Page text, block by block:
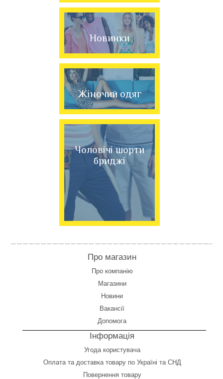
Новинки
Жіночий одяг
Чоловічі шорти
бриджі
Про магазин
Про компанію
Магазини
Новини
Вакансії
Допомога
Інформація
Угода користувача
Оплата та доставка товару по Україні та СНД
Повернення товару